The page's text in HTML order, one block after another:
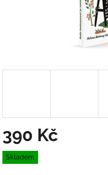
390 Kč
Měrná
cena:
Skladem